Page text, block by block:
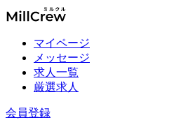
マイページ
メッセージ
求人一覧
厳選求人
会員登録